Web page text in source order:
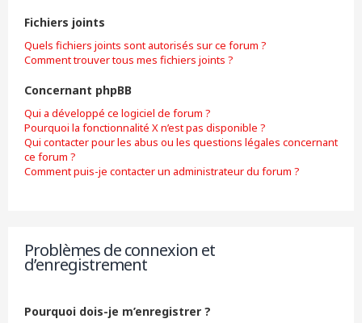
Fichiers joints
Quels fichiers joints sont autorisés sur ce forum ?
Comment trouver tous mes fichiers joints ?
Concernant phpBB
Qui a développé ce logiciel de forum ?
Pourquoi la fonctionnalité X n’est pas disponible ?
Qui contacter pour les abus ou les questions légales concernant
ce forum ?
Comment puis-je contacter un administrateur du forum ?
Problèmes de connexion et
d’enregistrement
Pourquoi dois-je m’enregistrer ?